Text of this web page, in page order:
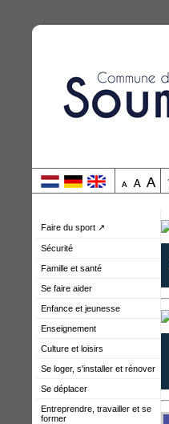
Faire du sport ↗
Sécurité
Famille et santé
Se faire aider
Enfance et jeunesse
Enseignement
Culture et loisirs
Se loger, s'installer et rénover
Se déplacer
Entreprendre, travailler et se
former